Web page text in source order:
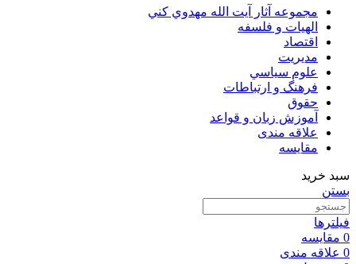
مجموعه آثار آيت الله مهدوي كني
الهیات و فلسفه
اقتصاد
مديريت
علوم سياسي
فرهنگ و ارتباطات
حقوق
آموزش زبان و قواعد
علاقه مندی
مقایسه
سبد خرید
بستن
فیلترها
0 مقایسه
0 علاقه مندی